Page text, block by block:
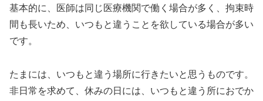
基本的に、医師は同じ医療機関で働く場合が多く、拘束時
間も長いため、いつもと違うことを欲している場合が多い
です。
たまには、いつもと違う場所に行きたいと思うものです。
非日常を求めて、休みの日には、いつもと違う所におでか